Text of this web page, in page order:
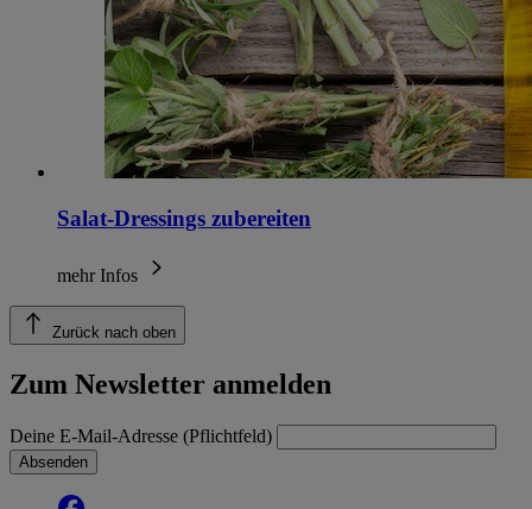
Salat-Dressings zubereiten
mehr Infos
Zurück nach oben
Zum Newsletter anmelden
Deine E-Mail-Adresse (Pflichtfeld)
Absenden